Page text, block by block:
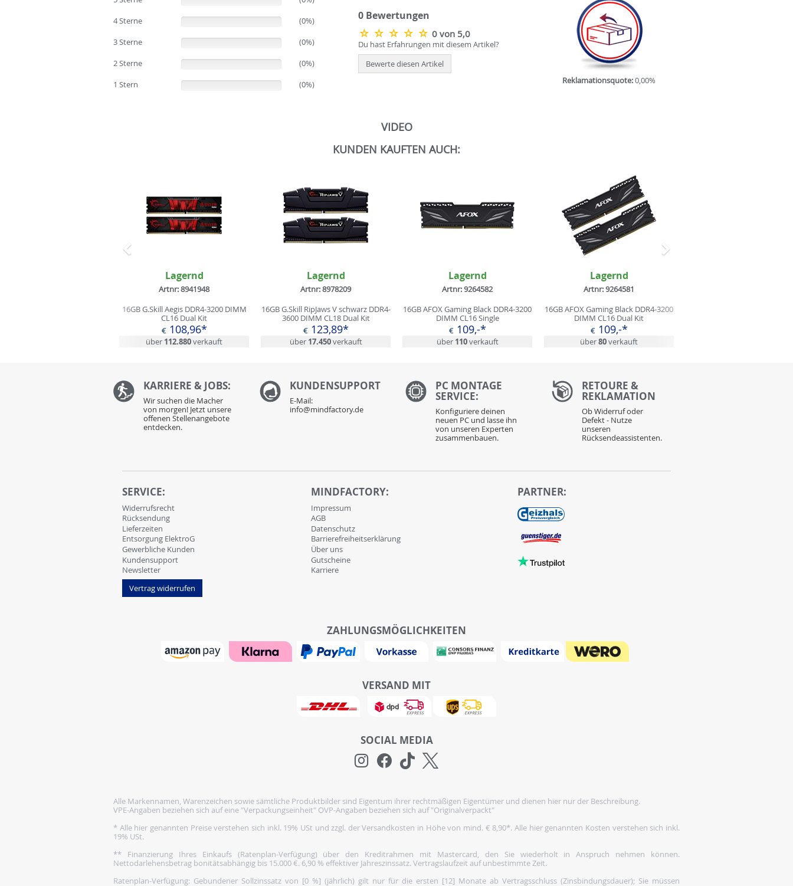
4 Sterne
(0%)
3 Sterne
(0%)
2 Sterne
(0%)
1 Stern
(0%)
0 Bewertungen
0 von 5,0
Du hast Erfahrungen mit diesem Artikel?
Bewerte diesen Artikel
Reklamationsquote:0,00%
VIDEO
KUNDEN KAUFTEN AUCH:
Lagernd
Artnr: 8941948
16GB G.Skill Aegis DDR4-3200 DIMM
CL16 Dual Kit
€108,96*
über 112.880verkauft
Lagernd
Artnr: 8978209
16GB G.Skill RipJaws V schwarz DDR4-
3600 DIMM CL18 Dual Kit
€123,89*
über 17.450verkauft
Lagernd
Artnr: 9264582
16GB AFOX Gaming Black DDR4-3200
DIMM CL16 Single
€109,-*
über 110verkauft
Lagernd
Artnr: 9264581
16GB AFOX Gaming Black DDR4-3200
DIMM CL16 Dual Kit
€109,-*
über80verkauft
Zurück Nächstes
KARRIERE & JOBS:
Wir suchen die Macher
von morgen! Jetzt unsere
offenen Stellenangebote
entdecken.
KUNDENSUPPORT
E-Mail:
info@mindfactory.de
PC MONTAGE
SERVICE:
Konfiguriere deinen
neuen PC und lasse ihn
von unseren Experten
zusammenbauen.
RETOURE &
REKLAMATION
Ob Widerruf oder
Defekt - Nutze
unseren
Rücksendeassistenten.
SERVICE:
Widerrufsrecht
Rücksendung
Lieferzeiten
Entsorgung ElektroG
Gewerbliche Kunden
Kundensupport
Newsletter
Vertrag widerrufen
MINDFACTORY:
Impressum
AGB
Datenschutz
Barrierefreiheitserklärung
Über uns
Gutscheine
Karriere
PARTNER:
ZAHLUNGSMÖGLICHKEITEN
VERSAND MIT
SOCIAL MEDIA
Alle Markennamen, Warenzeichen sowie sämtliche Produktbilder sind Eigentum ihrer rechtmäßigen Eigentümer und dienen hier nur der Beschreibung.
VPE-Angaben beziehen sich auf eine "Verpackungseinheit" OVP-Angaben beziehen sich auf "Originalverpackt"
* Alle hier genannten Preise verstehen sich inkl. 19% USt und zzgl. der Versandkosten in Höhe von mind. € 8,90*. Alle hier genannten Kosten verstehen sich inkl.
19% USt.
** Finanzierung Ihres Einkaufs (Ratenplan-Verfügung) über den Kreditrahmen mit Mastercard, den Sie wiederholt in Anspruch nehmen können.
Nettodarlehensbetrag bonitätsabhängig bis 15.000 €. 6,90 % effektiver Jahreszinssatz. Vertragslaufzeit auf unbestimmte Zeit.
Ratenplan-Verfügung: Gebundener Sollzinssatz von [0 %] (jährlich) gilt nur für die ersten [12] Monate ab Vertragsschluss (Zinsbindungsdauer); Sie müssen